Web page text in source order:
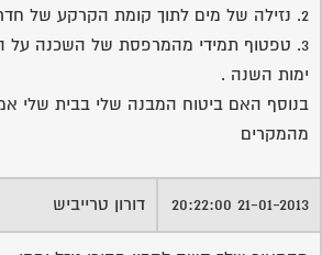
3. טפטוף תמידי מהמרפסת של השכנה על
ימות השנה .
בנוסף האם ביטוח המבנה שלי בבית שלי
מהמקרים
21-01-2013 20:22:00 דורון טרייביש